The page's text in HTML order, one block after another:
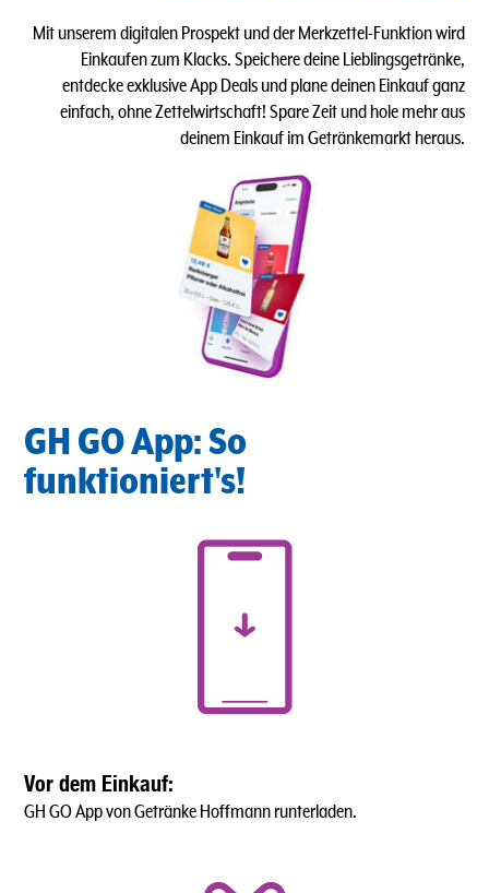
Mit unserem digitalen Prospekt und der Merkzettel-Funktion wird
Einkaufen zum Klacks.​​ Speichere deine Lieblingsgetränke,
entdecke exklusive App Deals und plane deinen Einkauf ganz
einfach, ohne Zettelwirtschaft! Spare Zeit und hole mehr aus
deinem Einkauf im Getränkemarkt heraus.
GH GO App: So
funktioniert's!
Vor dem Einkauf:
GH GO App von Getränke Hoffmann runterladen.